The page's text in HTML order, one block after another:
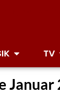
TV